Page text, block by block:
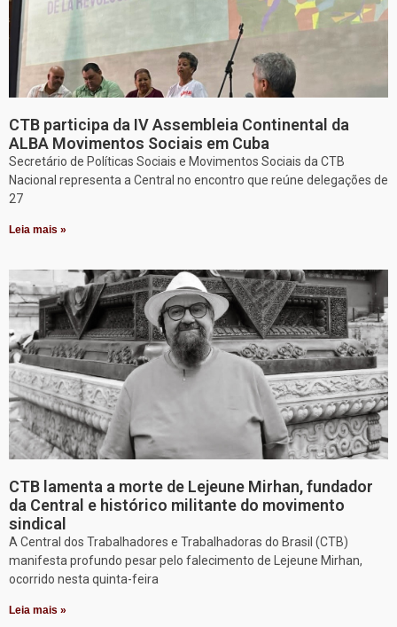
CTB participa da IV Assembleia Continental da
ALBA Movimentos Sociais em Cuba
Secretário de Políticas Sociais e Movimentos Sociais da CTB
Nacional representa a Central no encontro que reúne delegações de
27
Leia mais »
CTB lamenta a morte de Lejeune Mirhan, fundador
da Central e histórico militante do movimento
sindical
A Central dos Trabalhadores e Trabalhadoras do Brasil (CTB)
manifesta profundo pesar pelo falecimento de Lejeune Mirhan,
ocorrido nesta quinta-feira
Leia mais »